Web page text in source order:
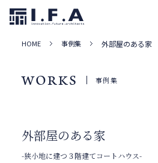
HOME 事例集 外部屋のある家
WORKS 事例集
外部屋のある家
-狭小地に建つ３階建てコートハウス-